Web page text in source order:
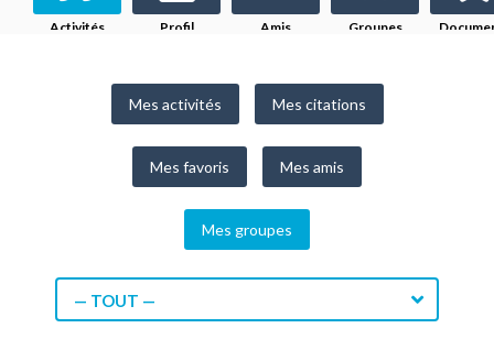
Activités Profil Amis Groupes
Mes activités Mes citations
Mes favoris Mes amis
Mes groupes
— TOUT —